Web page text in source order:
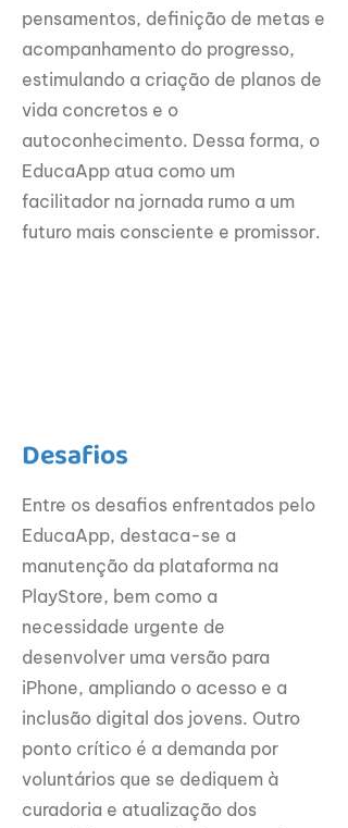
pensamentos, definição de metas e
acompanhamento do progresso,
estimulando a criação de planos de
vida concretos e o
autoconhecimento. Dessa forma, o
EducaApp atua como um
facilitador na jornada rumo a um
futuro mais consciente e promissor.
Desafios
Entre os desafios enfrentados pelo
EducaApp, destaca-se a
manutenção da plataforma na
PlayStore, bem como a
necessidade urgente de
desenvolver uma versão para
iPhone, ampliando o acesso e a
inclusão digital dos jovens. Outro
ponto crítico é a demanda por
voluntários que se dediquem à
curadoria e atualização dos